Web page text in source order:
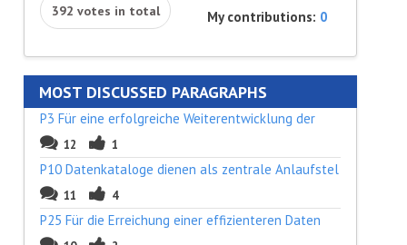
392 votes in total
My contributions: 0
MOST DISCUSSED PARAGRAPHS
P3 Für eine erfolgreiche Weiterentwicklung der
12 1
P10 Datenkataloge dienen als zentrale Anlaufstel
11 4
P25 Für die Erreichung einer effizienteren Daten